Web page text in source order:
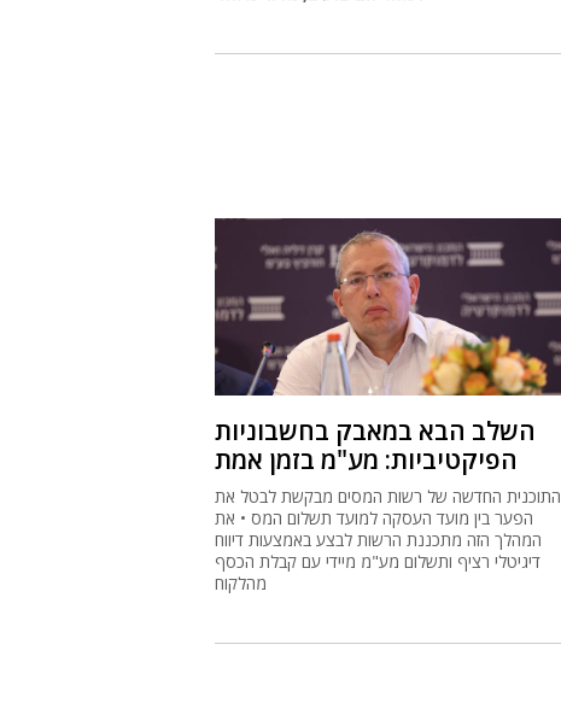
השלב הבא במאבק בחשבוניות
הפיקטיביות: מע"מ בזמן אמת
התוכנית החדשה של רשות המסים מבקשת לבטל את
הפער בין מועד העסקה למועד תשלום המס • את
המהלך הזה מתכננת הרשות לבצע באמצעות דיווח
דיגיטלי רציף ותשלום מע"מ מיידי עם קבלת הכסף
מהלקוח